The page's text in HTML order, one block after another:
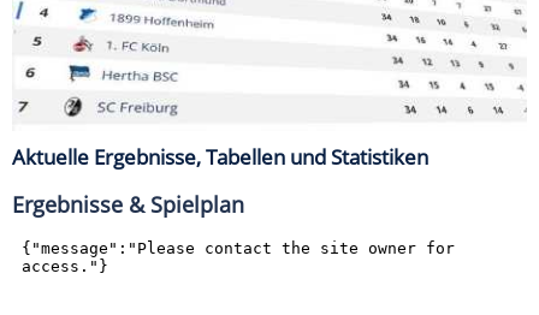
Aktuelle Ergebnisse, Tabellen und Statistiken
Ergebnisse & Spielplan